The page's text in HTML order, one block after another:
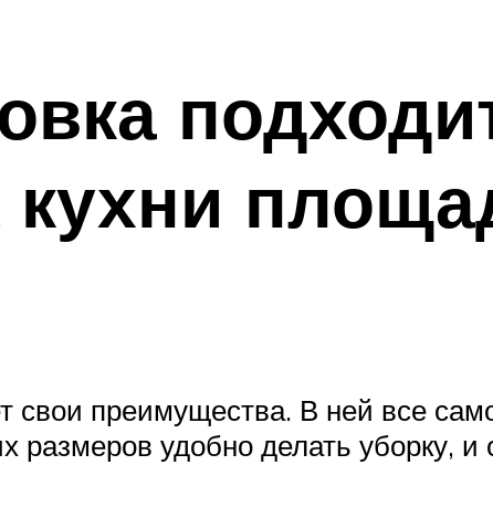
кухни
преимущества. В ней все
размеров удобно делать уборку,